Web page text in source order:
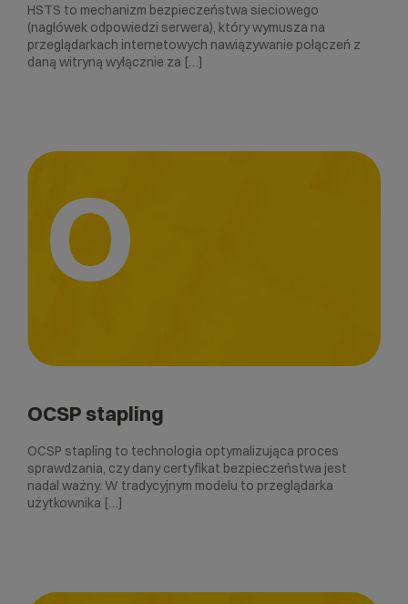
HSTS to mechanizm bezpieczeństwa sieciowego
(nagłówek odpowiedzi serwera), który wymusza na
przeglądarkach internetowych nawiązywanie połączeń z
daną witryną wyłącznie za […]
O
OCSP stapling
OCSP stapling to technologia optymalizująca proces
sprawdzania, czy dany certyfikat bezpieczeństwa jest
nadal ważny. W tradycyjnym modelu to przeglądarka
użytkownika […]